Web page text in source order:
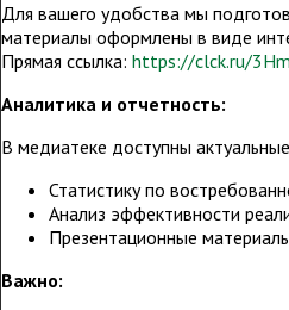
Для вашего удобства мы
материалы оформлены в виде
Прямая ссылка: https://clck.ru/
Аналитика и отчетность:
В медиатеке доступны
Статистику по
Анализ эффективности
Презентационные
Важно: